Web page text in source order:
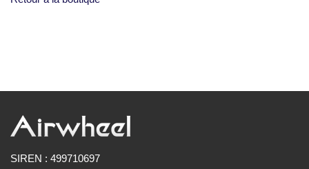
SIREN : 499710697